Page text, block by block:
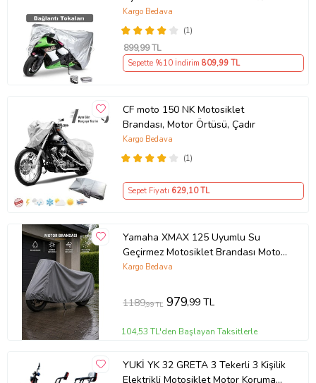
Premium 4 Mevsim Koruma Gri
(1)
Kargo Bedava
899,99 TL
Sepette %10 İndirim 809,99 TL
CF moto 150 NK Motosiklet
Brandası, Motor Örtüsü, Çadır
(1)
Kargo Bedava
Sepet Fiyatı 629,10 TL
Yamaha XMAX 125 Uyumlu Su
Geçirmez Motosiklet Brandası Motor
Branda
Kargo Bedava
1189,99 TL 979,99 TL
104,53 TL'den Başlayan Taksitlerle
YUKİ YK 32 GRETA 3 Tekerli 3 Kişilik
Elektrikli Motosiklet Motor Koruma